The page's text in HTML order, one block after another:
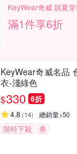
KeyWear奇威 靚夏
滿1件享6折
KeyWear奇威名品
衣-淺綠色
$330 6折
4.8 (14) 總銷量>50
限時下殺 券